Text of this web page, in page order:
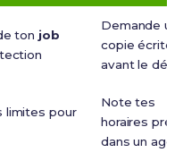
ton job
Demande
copie écrite
avant le
limites pour
Note tes
horaires
dans un